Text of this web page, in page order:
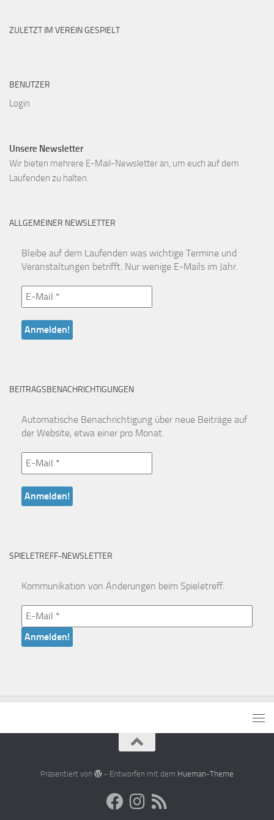
ZULETZT IM VEREIN GESPIELT
BENUTZER
Login
Unsere Newsletter
Wir bieten mehrere E-Mail-Newsletter an, um euch auf dem
Laufenden zu halten.
ALLGEMEINER NEWSLETTER
Bleibe auf dem Laufenden was wichtige Termine und
Veranstaltungen betrifft. Nur wenige E-Mails im Jahr.
BEITRAGSBENACHRICHTIGUNGEN
Automatische Benachrichtigung über neue Beiträge auf
der Website, etwa einer pro Monat.
SPIELETREFF-NEWSLETTER
Kommunikation von Änderungen beim Spieletreff.
Präsentiert von - Entworfen mit dem Hueman-Theme